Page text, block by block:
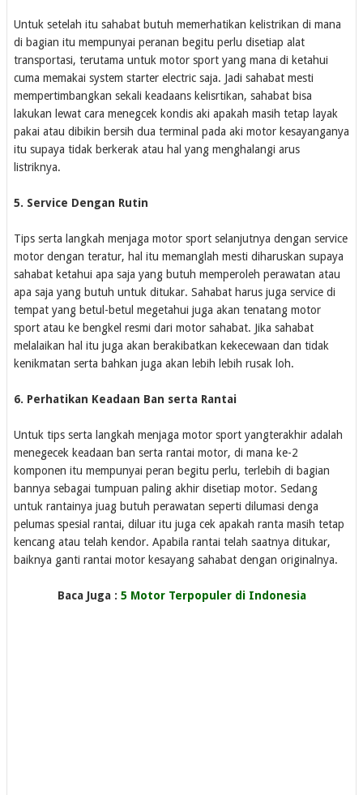
Untuk setelah itu sahabat butuh memerhatikan kelistrikan di mana
di bagian itu mempunyai peranan begitu perlu disetiap alat
transportasi, terutama untuk motor sport yang mana di ketahui
cuma memakai system starter electric saja. Jadi sahabat mesti
mempertimbangkan sekali keadaans kelisrtikan, sahabat bisa
lakukan lewat cara menegcek kondis aki apakah masih tetap layak
pakai atau dibikin bersih dua terminal pada aki motor kesayanganya
itu supaya tidak berkerak atau hal yang menghalangi arus
listriknya.
5. Service Dengan Rutin
Tips serta langkah menjaga motor sport selanjutnya dengan service
motor dengan teratur, hal itu memanglah mesti diharuskan supaya
sahabat ketahui apa saja yang butuh memperoleh perawatan atau
apa saja yang butuh untuk ditukar. Sahabat harus juga service di
tempat yang betul-betul megetahui juga akan tenatang motor
sport atau ke bengkel resmi dari motor sahabat. Jika sahabat
melalaikan hal itu juga akan berakibatkan kekecewaan dan tidak
kenikmatan serta bahkan juga akan lebih lebih rusak loh.
6. Perhatikan Keadaan Ban serta Rantai
Untuk tips serta langkah menjaga motor sport yangterakhir adalah
menegecek keadaan ban serta rantai motor, di mana ke-2
komponen itu mempunyai peran begitu perlu, terlebih di bagian
bannya sebagai tumpuan paling akhir disetiap motor. Sedang
untuk rantainya juag butuh perawatan seperti dilumasi denga
pelumas spesial rantai, diluar itu juga cek apakah ranta masih tetap
kencang atau telah kendor. Apabila rantai telah saatnya ditukar,
baiknya ganti rantai motor kesayang sahabat dengan originalnya.
Baca Juga : 5 Motor Terpopuler di Indonesia